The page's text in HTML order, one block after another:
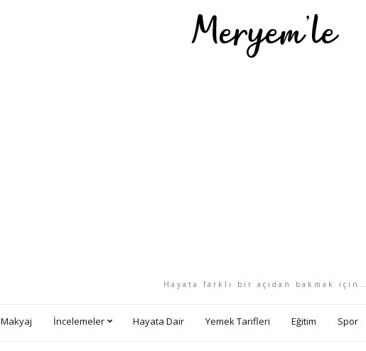
Hayata farklı bir açıdan bakmak için…
Makyaj İncelemeler Hayata Dair Yemek Tarifleri Eğitim Spor